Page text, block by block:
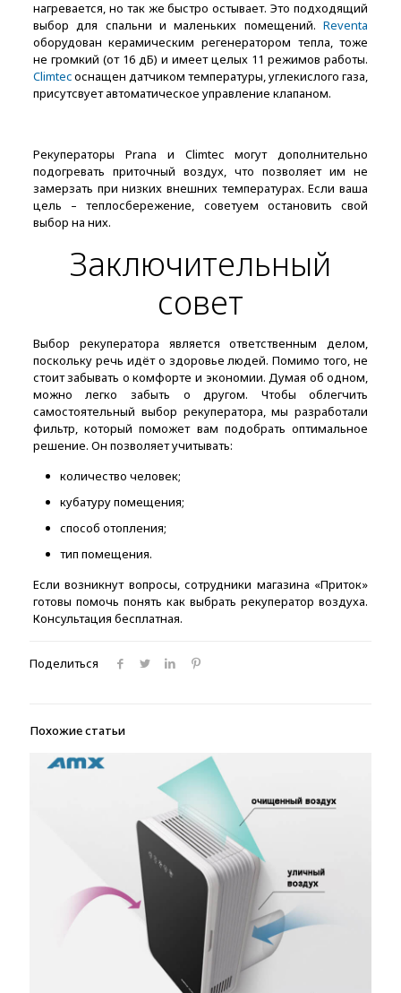
нагревается, но так же быстро остывает. Это подходящий
выбор для спальни и маленьких помещений.Reventa
оборудован керамическим регенератором тепла, тоже
не громкий (от 16 дБ) и имеет целых 11 режимов работы.
Climtecоснащен датчиком температуры, углекислого газа,
присутсвует автоматическое управление клапаном.
Рекуператоры Prana и Climtec могут дополнительно
подогревать приточный воздух, что позволяет им не
замерзать при низких внешних температурах. Если ваша
цель – теплосбережение, советуем остановить свой
выбор на них.
Заключительный
совет
Выбор рекуператора является ответственным делом,
поскольку речь идёт о здоровье людей. Помимо того, не
стоит забывать о комфорте и экономии. Думая об одном,
можно легко забыть о другом. Чтобы облегчить
самостоятельный выбор рекуператора, мы разработали
фильтр, который поможет вам подобрать оптимальное
решение. Он позволяет учитывать:
количество человек;
кубатуру помещения;
способ отопления;
тип помещения.
Если возникнут вопросы, сотрудники магазина «Приток»
готовы помочь понять как выбрать рекуператор воздуха.
Консультация бесплатная.
Поделиться
Похожие статьи